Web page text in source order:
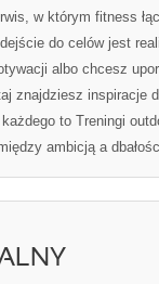
w którym fitness
do celów jest
albo chcesz
znajdziesz inspiracje
to Treningi
ambicją a